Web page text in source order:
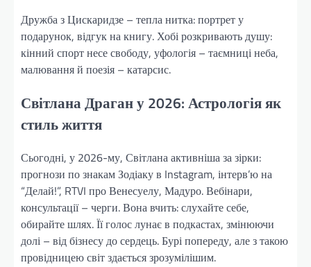
Дружба з Цискаридзе – тепла нитка: портрет у
подарунок, відгук на книгу. Хобі розкривають душу:
кінний спорт несе свободу, уфологія – таємниці неба,
малювання й поезія – катарсис.
Світлана Драган у 2026: Астрологія як
стиль життя
Сьогодні, у 2026-му, Світлана активніша за зірки:
прогнози по знакам Зодіаку в Instagram, інтерв’ю на
“Делай!”, RTVI про Венесуелу, Мадуро. Вебінари,
консультації – черги. Вона вчить: слухайте себе,
обирайте шлях. Її голос лунає в подкастах, змінюючи
долі – від бізнесу до сердець. Бурі попереду, але з такою
провідницею світ здається зрозумілішим.